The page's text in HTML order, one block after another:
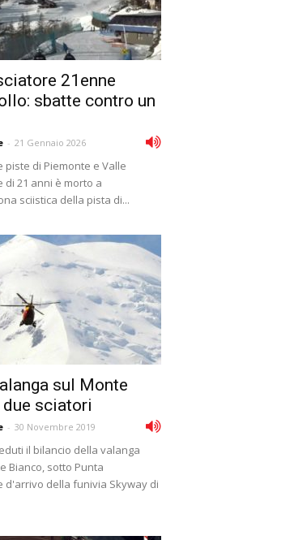
21enne
sbatte contro un
- 21 Gennaio 2026
piste di Piemonte e Valle
di 21 anni è morto a
sciistica della pista di...
sul Monte
sciatori
- 30 Novembre 2019
il bilancio della valanga
Bianco, sotto Punta
d'arrivo della funivia Skyway di